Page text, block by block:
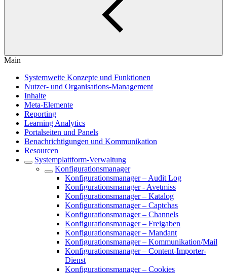
Main
Systemweite Konzepte und Funktionen
Nutzer- und Organisations-Management
Inhalte
Meta-Elemente
Reporting
Learning Analytics
Portalseiten und Panels
Benachrichtigungen und Kommunikation
Resourcen
Systemplattform-Verwaltung
Konfigurationsmanager
Konfigurationsmanager – Audit Log
Konfigurationsmanager - Avetmiss
Konfigurationsmanager – Katalog
Konfigurationsmanager – Captchas
Konfigurationsmanager – Channels
Konfigurationsmanager – Freigaben
Konfigurationsmanager – Mandant
Konfigurationsmanager – Kommunikation/Mail
Konfigurationsmanager – Content-Importer-
Dienst
Konfigurationsmanager – Cookies